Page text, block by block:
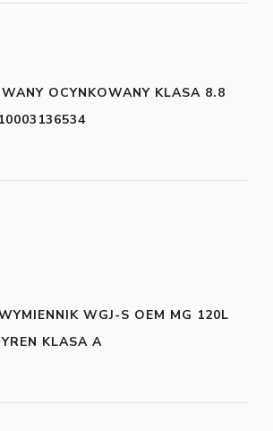
OCYNKOWANY KLASA 8.8
WGJ-S OEM MG 120L
KLASA A